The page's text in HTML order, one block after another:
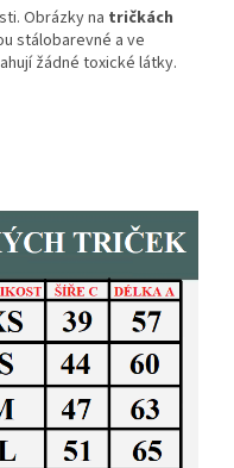
Obrázky na tričkách
stálobarevné a ve
žádné toxické látky.